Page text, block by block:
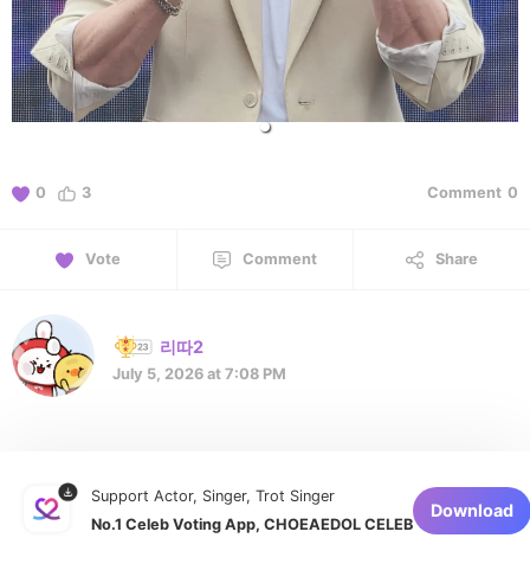
0 3 Comment 0
Vote Comment Share
리따2
July 5, 2026 at 7:08 PM
발매 3주년 축하드립니다
Support Actor, Singer, Trot Singer
No.1 Celeb Voting App, CHOEAEDOL CELEB
Download